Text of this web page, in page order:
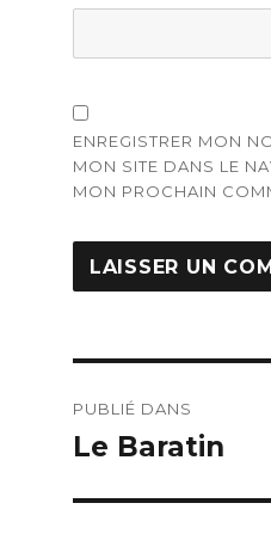
ENREGISTRER MON
MON SITE DANS LE
MON PROCHAIN
de
PUBLIÉ DANS
Le Baratin